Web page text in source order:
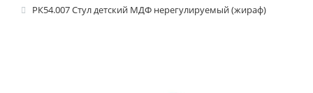
РК54.007 Стул детский МДФ нерегулируемый (жираф)